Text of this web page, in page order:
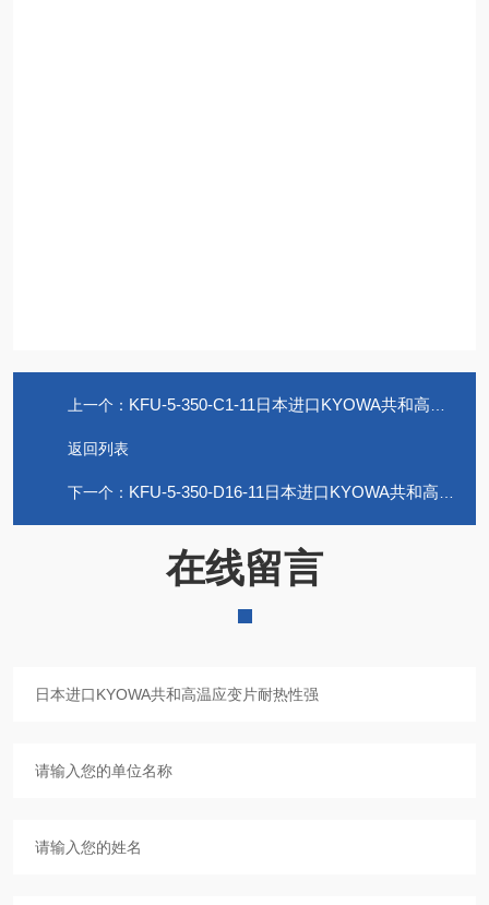
上一个： KFU-5-350-C1-11日本进口KYOWA共和高温应变片耐热性强
返回列表
下一个： KFU-5-350-D16-11日本进口KYOWA共和高温应变片耐热性强
在线留言